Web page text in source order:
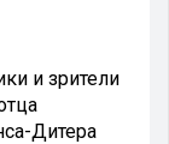
и зрители
Дитера